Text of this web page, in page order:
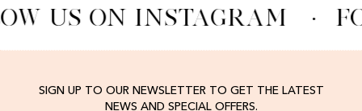
US ON INSTAGRAM ·
SIGN UP TO OUR NEWSLETTER TO GET THE LATEST
NEWS AND SPECIAL OFFERS.